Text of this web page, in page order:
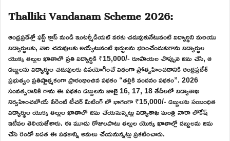
Thalliki Vandanam Scheme 2026:
ఆంధ్రప్రదేశ్లో ఫస్ట్ క్లాస్ నుండి ఇంటర్మీడియట్ వరకు చదువుకునేటువంటి విద్యార్థిని మరియు
విద్యార్థులకు, వారి చదువులకు అయ్యేటువంటి ఖర్చులను భరించేందుకుగాను విద్యార్థుల
యొక్క తల్లుల ఖాతాలో ప్రతి విద్యార్థికి ₹15,000/- రూపాయల చొప్పున జమ చేసి, ఆ
డబ్బులను విద్యార్థుల చదువులకు ఉపయోగించే విధంగా ప్రోత్సహించడానికి ఆంధ్రప్రదేశ్
ప్రభుత్వం ప్రతిష్టాత్మకంగా ప్రారంభించిన పథకం “తల్లికి వందనం పథకం”. 2026
సంవత్సరానికి గాను ఈ పథకం డబ్బులను జూలై 16, 17, 18 తేదీలలో విద్యాశాఖ
నిర్వహించబోయే పేరెంట్ టీచర్ మీటింగ్ లో భాగంగా ₹15,000/- డబ్బులను సంబంధిత
విద్యార్థుల యొక్క తల్లుల ఖాతాలో జమ చేయనున్నట్లు విద్యాశాఖ మంత్రి నారా లోకేష్
ఇటీవల తెలియజేశారు. ఈ మూడు రోజులపాటు తల్లుల యొక్క ఖాతాల్లో డబ్బులను జమ
చేసి రెండో విడత ఈ పథకాన్ని అమలు చేయనున్నట్లు ప్రకటించారు.